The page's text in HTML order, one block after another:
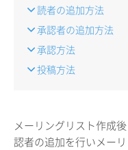
読者の追加方法
承認者の追加方法
承認方法
投稿方法
メーリングリスト作成
認者の追加を行いメー